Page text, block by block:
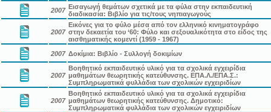
2007 Εισαγωγή θεμάτων σχετικά με τα φύλα στην εκπαιδευτική
διαδικασία: Βιβλίο για τις/τους νηπιαγωγούς
2007
Εικόνες για το φύλο μέσα από τον ελληνικό κινηματογράφο
στην δεκαετία του ‘60: Φύλο και σεξουαλικότητα στο είδος της
αισθηματικής κομεντί (1959 - 1967)
2007 Δοκίμια: Βιβλίο - Συλλογή δοκιμίων
2007
Βοηθητικό εκπαιδευτικό υλικό για τα σχολικά εγχειρίδια
μαθημάτων θεωρητικής κατεύθυνσης. ΕΠΑ.Λ./ΕΠΑ.Σ.:
Συμπληρωματικά φυλλάδια των σχολικών εγχειριδίων
2007
Βοηθητικό εκπαιδευτικό υλικό για τα σχολικά εγχειρίδια
μαθημάτων θεωρητικής κατεύθυνσης. Δημοτικό:
Συμπληρωματικά φυλλάδια των σχολικών εγχειριδίων